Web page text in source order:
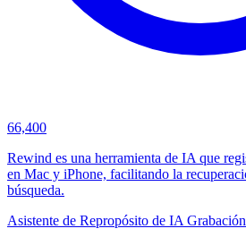
66,400
Rewind es una herramienta de IA que
en Mac y iPhone, facilitando la
búsqueda.
Asistente de Repropósito de IA Grabación